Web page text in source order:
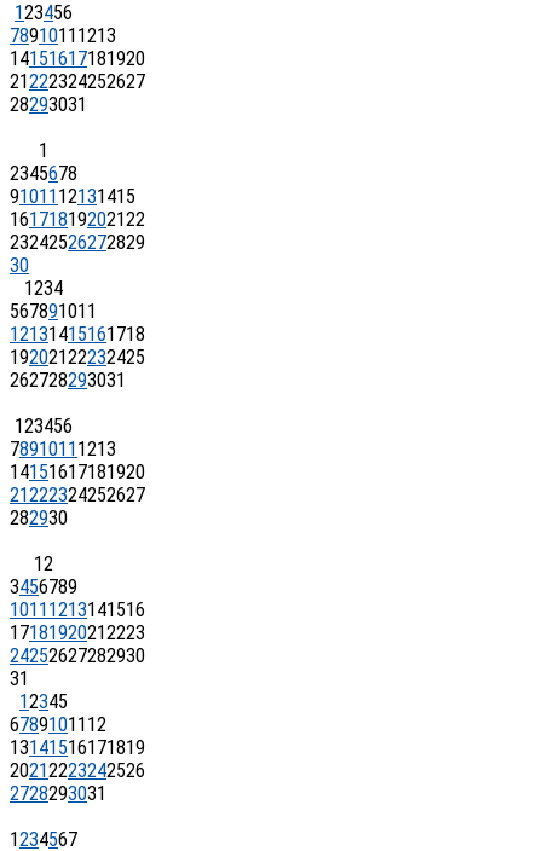
123456
7891011 1213
14151617181920
21222324252627
28293031
1
2345678
91011 12131415
16171819202122
23242526272829
30
1234
567891011
12131415161718
19202122232425
262728293031
123456
7891011 1213
14151617181920
21222324252627
282930
12
3456789
1011 1213141516
17181920212223
24252627282930
31
12345
67891011 12
13141516171819
20212223242526
2728293031
1234567